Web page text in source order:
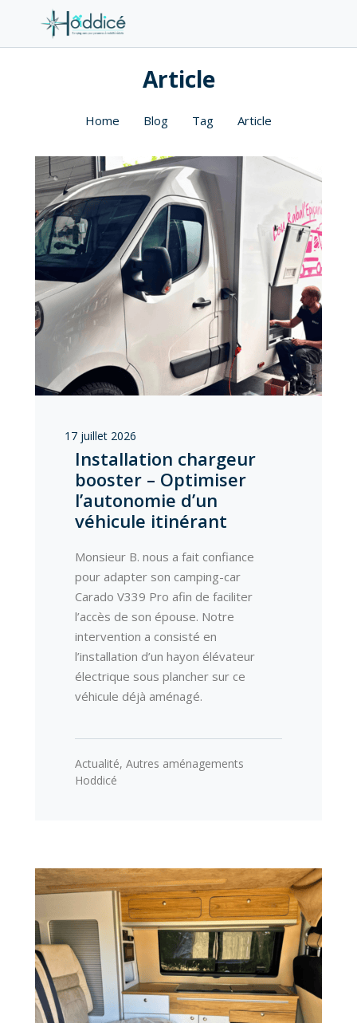
Article
Home Blog Tag Article
17 juillet 2026
Installation chargeur
booster – Optimiser
l’autonomie d’un
véhicule itinérant
Monsieur B. nous a fait confiance
pour adapter son camping-car
Carado V339 Pro afin de faciliter
l’accès de son épouse. Notre
intervention a consisté en
l’installation d’un hayon élévateur
électrique sous plancher sur ce
véhicule déjà aménagé.
Actualité, Autres aménagements
Hoddicé